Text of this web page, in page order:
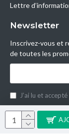
Lettre
Newsletter
Inscrivez-vous et
de toutes les
J’ai lu et
Copyright © 2014,